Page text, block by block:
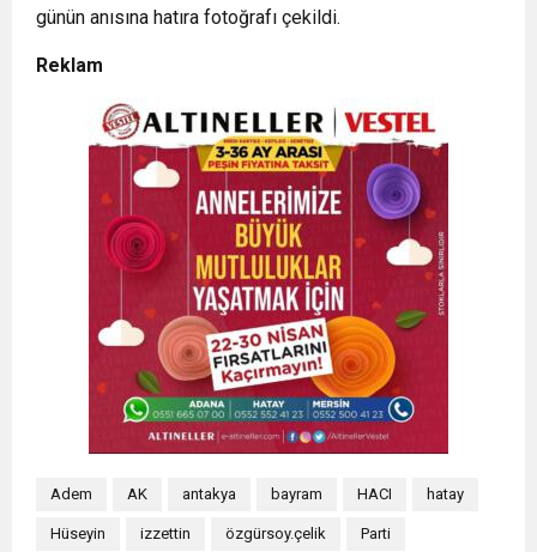
günün anısına hatıra fotoğrafı çekildi.
Reklam
Adem AK antakya bayram HACI hatay
Hüseyin izzettin özgürsoy.çelik Parti